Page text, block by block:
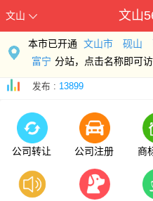
文山 文山
本市已开通 文山市 砚山
富宁 分站，点击名称即可
发布 : 13899
公司转让 公司注册 商